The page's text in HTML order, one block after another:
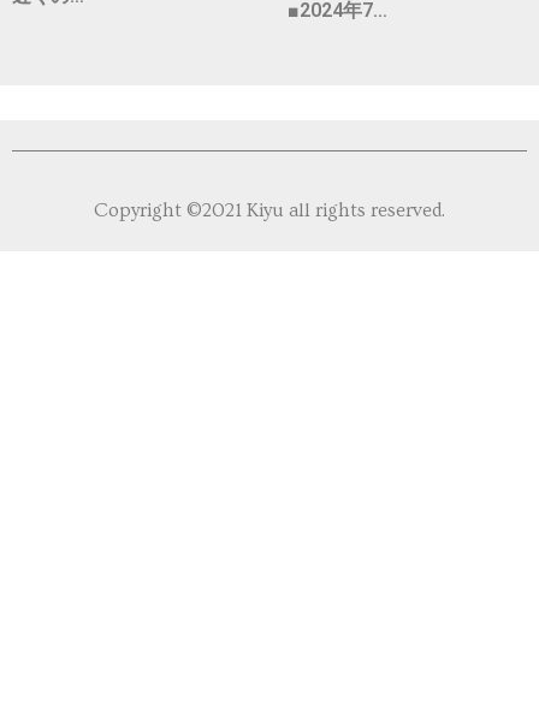
■2024年7…
ホーム
Copyright ©2021 Kiyu all rights reserved.